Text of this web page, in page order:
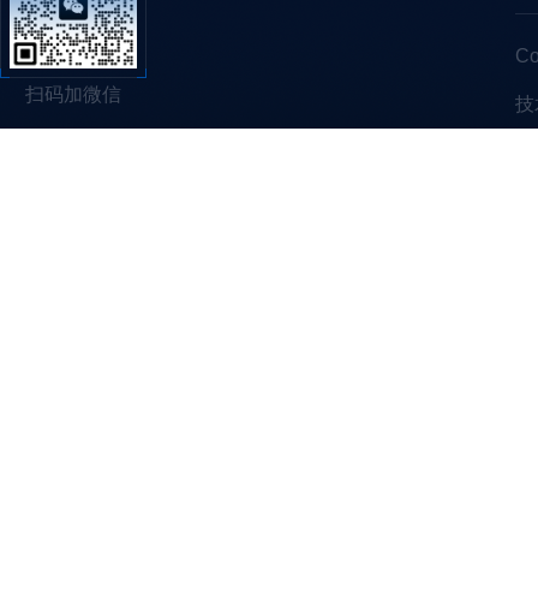
扫码加微信 技